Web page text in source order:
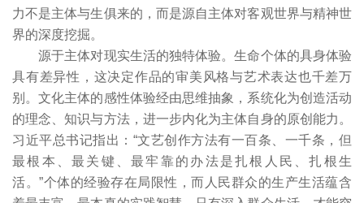
力不是主体与生俱来的，而是源自主体对客观世界与精神世
界的深度挖掘。
源于主体对现实生活的独特体验。生命个体的具身体验
具有差异性，这决定作品的审美风格与艺术表达也千差万
别。文化主体的感性体验经由思维抽象，系统化为创造活动
的理念、知识与方法，进一步内化为主体自身的原创能力。
习近平总书记指出：“文艺创作方法有一百条、一千条，但
最根本、最关键、最牢靠的办法是扎根人民、扎根生
活。”个体的经验存在局限性，而人民群众的生产生活蕴含